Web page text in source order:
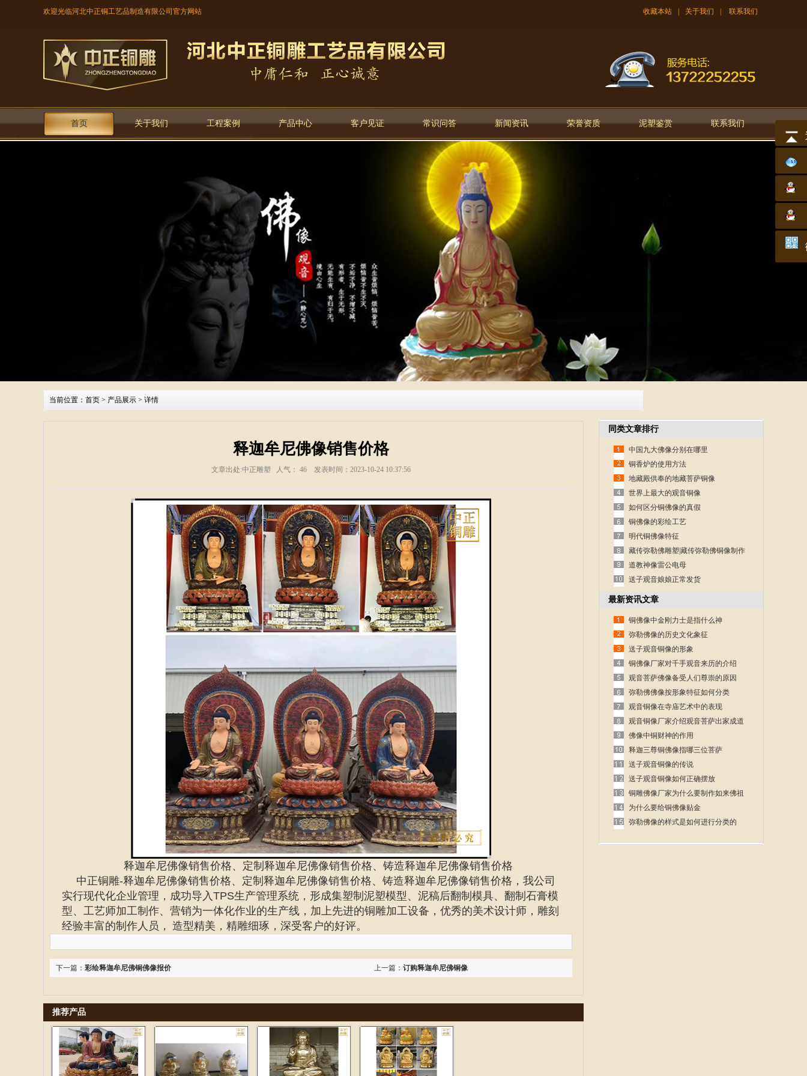
欢迎光临河北中正铜工艺品制造有限公司官方网站 收藏本站 关于我们 联系我们
首页 关于我们 工程案例 产品中心 客户见证 常识问答 新闻资讯 荣誉资质 泥塑鉴赏 联系我们
当前位置： 首页 > 产品展示 > 详情
释迦牟尼佛像销售价格
文章出处:中正雕塑 人气： 46 发表时间：2023-10-24 10:37:56
释迦牟尼佛像销售价格、定制释迦牟尼佛像销售价格、铸造释迦牟尼佛像销售价格
中正铜雕-释迦牟尼佛像销售价格、定制释迦牟尼佛像销售价格、铸造释迦牟尼佛像销售价格 ，我公司
实行现代化企业管理，成功导入TPS生产管理系统，形成集塑制泥塑模型、泥稿后翻制模具、翻制石膏模
型、工艺师加工制作、营销为一体化作业的生产线，加上先进的铜雕加工设备，优秀的美术设计师，雕刻
经验丰富的制作人员， 造型精美，精雕细琢，深受客户的好评。
上一篇： 订购释迦牟尼佛铜像
下一篇： 彩绘释迦牟尼佛铜佛像报价
推荐产品
同类文章排行
中国九大佛像分别在哪里
铜香炉的使用方法
地藏殿供奉的地藏菩萨铜像
世界上最大的观音铜像
如何区分铜佛像的真假
铜佛像的彩绘工艺
明代铜佛像特征
藏传弥勒佛雕塑|藏传弥勒佛铜像制作
道教神像雷公电母
送子观音娘娘正常发货
最新资讯文章
铜佛像中金刚力士是指什么神
弥勒佛像的历史文化象征
送子观音铜像的形象
铜佛像厂家对千手观音来历的介绍
观音菩萨佛像备受人们尊崇的原因
弥勒佛佛像按形象特征如何分类
观音铜像在寺庙艺术中的表现
观音铜像厂家介绍观音菩萨出家成道
的故事
佛像中铜财神的作用
释迦三尊铜佛像指哪三位菩萨
送子观音铜像的传说
送子观音铜像如何正确摆放
铜雕佛像厂家为什么要制作如来佛祖
呢
为什么要给铜佛像贴金
弥勒佛像的样式是如何进行分类的